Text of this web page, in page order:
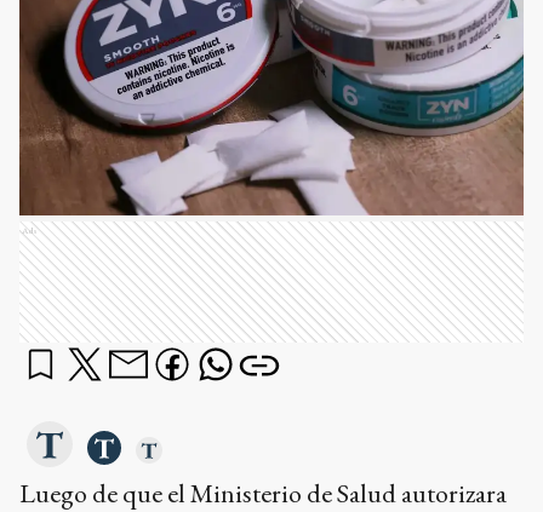
Ads
Luego de que el Ministerio de Salud autorizara